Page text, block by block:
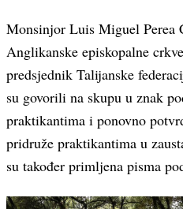
Monsinjor Luis Miguel Perea
Anglikanske episkopalne
predsjednik Talijanske
su govorili na skupu u znak
praktikantima i ponovno
pridruže praktikantima u
su također primljena pisma